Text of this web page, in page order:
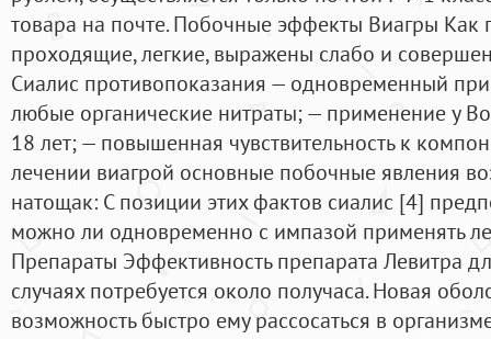
товара на почте. Побочные эффекты Виагры Как
проходящие, легкие, выражены слабо и
Сиалис противопоказания — одновременный
любые органические нитраты; — применение у
18 лет; — повышенная чувствительность к
лечении виагрой основные побочные явления
натощак: С позиции этих фактов сиалис [4]
можно ли одновременно с импазой применять
Препараты Эффективность препарата Левитра
случаях потребуется около получаса. Новая
возможность быстро ему рассосаться в